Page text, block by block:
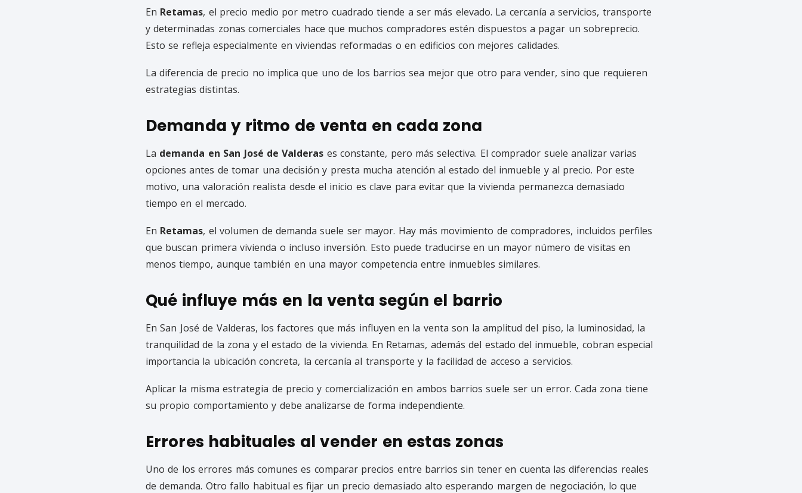
En Retamas, el precio medio por metro cuadrado tiende a ser más elevado. La cercanía a servicios, transporte
y determinadas zonas comerciales hace que muchos compradores estén dispuestos a pagar un sobreprecio.
Esto se refleja especialmente en viviendas reformadas o en edificios con mejores calidades.
La diferencia de precio no implica que uno de los barrios sea mejor que otro para vender, sino que requieren
estrategias distintas.
Demanda y ritmo de venta en cada zona
La demanda en San José de Valderas es constante, pero más selectiva. El comprador suele analizar varias
opciones antes de tomar una decisión y presta mucha atención al estado del inmueble y al precio. Por este
motivo, una valoración realista desde el inicio es clave para evitar que la vivienda permanezca demasiado
tiempo en el mercado.
En Retamas, el volumen de demanda suele ser mayor. Hay más movimiento de compradores, incluidos perfiles
que buscan primera vivienda o incluso inversión. Esto puede traducirse en un mayor número de visitas en
menos tiempo, aunque también en una mayor competencia entre inmuebles similares.
Qué influye más en la venta según el barrio
En San José de Valderas, los factores que más influyen en la venta son la amplitud del piso, la luminosidad, la
tranquilidad de la zona y el estado de la vivienda. En Retamas, además del estado del inmueble, cobran especial
importancia la ubicación concreta, la cercanía al transporte y la facilidad de acceso a servicios.
Aplicar la misma estrategia de precio y comercialización en ambos barrios suele ser un error. Cada zona tiene
su propio comportamiento y debe analizarse de forma independiente.
Errores habituales al vender en estas zonas
Uno de los errores más comunes es comparar precios entre barrios sin tener en cuenta las diferencias reales
de demanda. Otro fallo habitual es fijar un precio demasiado alto esperando margen de negociación, lo que